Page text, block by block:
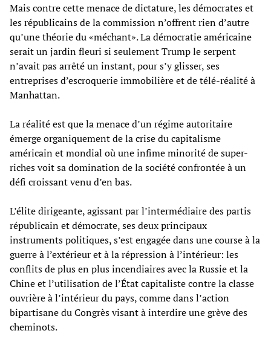
Mais contre cette menace de dictature, les démocrates et
les républicains de la commission n’offrent rien d’autre
qu’une théorie du «méchant». La démocratie américaine
serait un jardin fleuri si seulement Trump le serpent
n’avait pas arrêté un instant, pour s’y glisser, ses
entreprises d’escroquerie immobilière et de télé-réalité à
Manhattan.
La réalité est que la menace d’un régime autoritaire
émerge organiquement de la crise du capitalisme
américain et mondial où une infime minorité de super-
riches voit sa domination de la société confrontée à un
défi croissant venu d’en bas.
L’élite dirigeante, agissant par l’intermédiaire des partis
républicain et démocrate, ses deux principaux
instruments politiques, s’est engagée dans une course à la
guerre à l’extérieur et à la répression à l’intérieur: les
conflits de plus en plus incendiaires avec la Russie et la
Chine et l’utilisation de l’État capitaliste contre la classe
ouvrière à l’intérieur du pays, comme dans l’action
bipartisane du Congrès visant à interdire une grève des
cheminots.